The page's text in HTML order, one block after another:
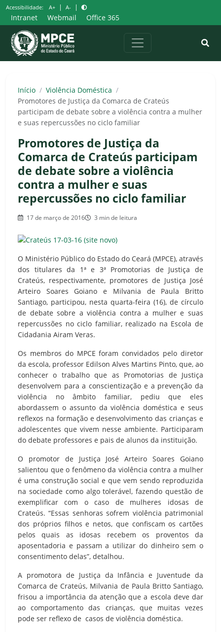
Pular
para
o
conteúdo
Acessibilidade: A+ | A- |
Intranet Webmail Office 365
Início / Violência Doméstica /
Promotores de Justiça da Comarca de Crateús
participam de debate sobre a violência contra a mulher
e suas repercussões no ciclo familiar
Promotores de Justiça da
Comarca de Crateús participam
de debate sobre a violência
contra a mulher e suas
repercussões no ciclo familiar
17 de março de 2016 3 min de leitura
O Ministério Público do Estado do Ceará (MPCE), através
dos titulares da 1ª e 3ª Promotorias de Justiça de
Crateús, respectivamente, promotores de Justiça José
Arteiro Soares Goiano e Milvania de Paula Britto
Santiago, participou, nesta quarta-feira (16), de círculo
de debate sobre a violência contra a mulher e suas
repercussões no ciclo familiar, realizado na Escola de
Cidadania Airam Veras.
Os membros do MPCE foram convidados pelo diretor
da escola, professor Edilson Alves Martins Pinto, que, ao
conhecer o trabalho que as Promotorias de Justiça
desenvolvem para a conscientização e a prevenção da
violência no âmbito familiar, pediu que eles
abordassem o assunto da violência doméstica e seus
reflexos na formação e desenvolvimento das crianças e
adolescentes que vivem nesse ambiente. Participaram
do debate professores e pais de alunos da instituição.
O promotor de Justiça José Arteiro Soares Goiano
salientou que o fenômeno da violência contra a mulher
é uma construção social e que vem sendo reproduzida
na sociedade como algo tolerável, fazendo questão de
exemplificar com o caso de mulheres idosas de
Crateús. “Essas senhoras sofrem violência patrimonial
dos próprios filhos e netos, que confiscam os cartões
pelos quais as idosas recebem os proventos da
aposentadoria e passam a utilizar do dinheiro sem o
consentimento delas”, detalhou.
A promotora de Justiça da Infância e Juventude da
Comarca de Crateús, Milvania de Paula Britto Santiago,
frisou a importância da atenção que a escola deve dar
ao comportamento das crianças, que muitas vezes
pode ser reflexo de casos de violência doméstica.